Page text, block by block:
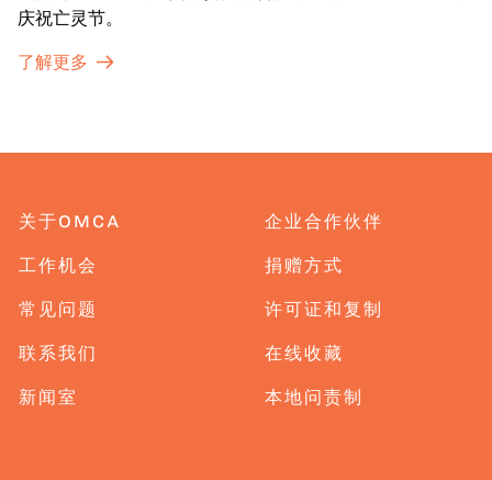
庆祝亡灵节。
了解更多
关于OMCA
工作机会
常见问题
联系我们
新闻室
企业合作伙伴
捐赠方式
许可证和复制
在线收藏
本地问责制